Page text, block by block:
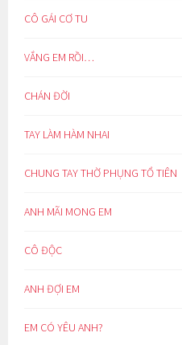
CÔ GÁI CƠ TU
VẮNG EM RỒI…
CHÁN ĐỜI
TAY LÀM HÀM NHAI
CHUNG TAY THỜ PHỤNG TỔ TIÊN
ANH MÃI MONG EM
CÔ ĐỘC
ANH ĐỢI EM
EM CÓ YÊU ANH?